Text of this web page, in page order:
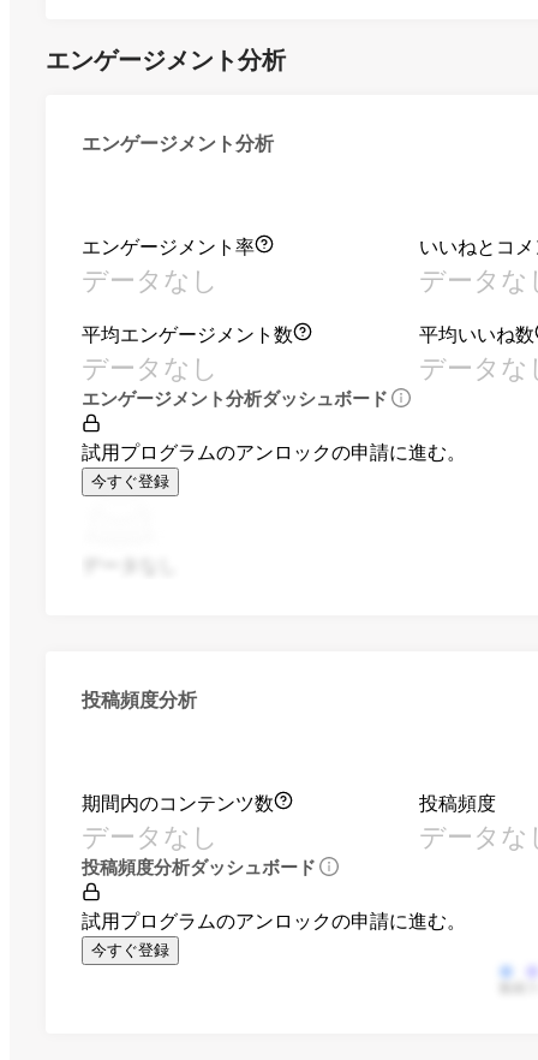
エンゲージメント分析
エンゲージメント分析
エンゲージメント率
データなし
いいねとコ
データな
平均エンゲージメント数
データなし
平均いいね数
データな
エンゲージメント分析ダッシュボード
試用プログラムのアンロックの申請に進む。
今すぐ登録
投稿頻度分析
期間内のコンテンツ数
データなし
投稿頻度
データな
投稿頻度分析ダッシュボード
試用プログラムのアンロックの申請に進む。
今すぐ登録